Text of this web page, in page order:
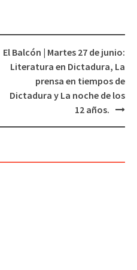
El Balcón | Martes 27 de junio:
Literatura en Dictadura, La
prensa en tiempos de
Dictadura y La noche de los
12 años.